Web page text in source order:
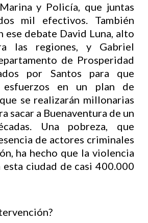
y Policía, que juntas
mil efectivos. También
ese debate David Luna, alto
las regiones, y Gabriel
de Prosperidad
por Santos para que
en un plan de
se realizarán millonarias
sacar a Buenaventura de un
Una pobreza, que
de actores criminales
ha hecho que la violencia
esta ciudad de casi 400.000